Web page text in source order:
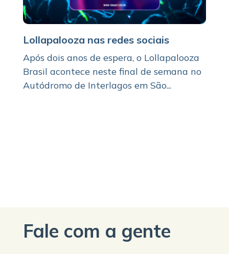
Lollapalooza nas redes sociais
Após dois anos de espera, o Lollapalooza
Brasil acontece neste final de semana no
Autódromo de Interlagos em São...
Fale com a gente